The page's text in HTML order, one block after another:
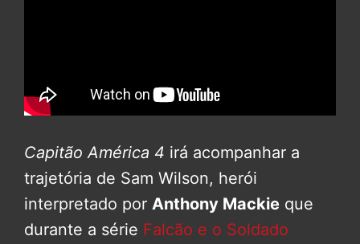
Capitão América 4 irá acompanhar a
trajetória de Sam Wilson, herói
interpretado por Anthony Mackie que
durante a série Falcão e o Soldado